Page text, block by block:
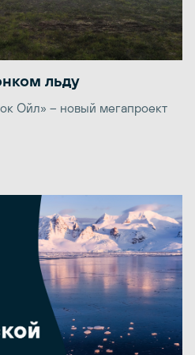
льду
Ойл» – новый мегапроект